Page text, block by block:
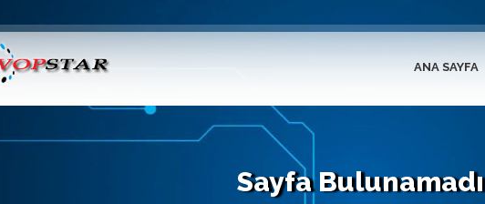
ANA SAYFA
Sayfa Bulunamadı